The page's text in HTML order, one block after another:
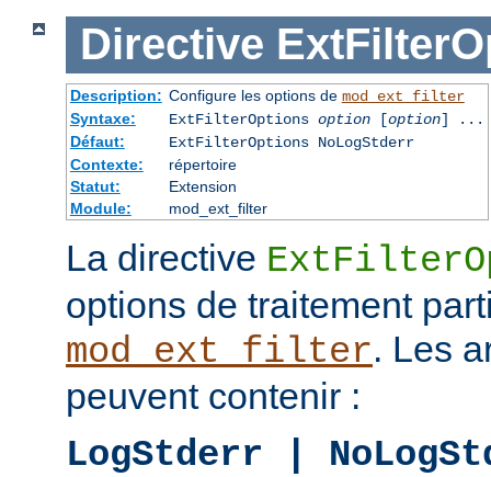
Directive
Description: Configure les options de mod_ext_filter
Syntaxe:
ExtFilterOptions option[option] ...
Défaut:
ExtFilterOptions NoLogStderr
Contexte:
répertoire
Statut:
Extension
Module:
mod_ext_filter
La directive
options de traitement
mod_ext_filter. Les
peuvent contenir :
LogStderr |